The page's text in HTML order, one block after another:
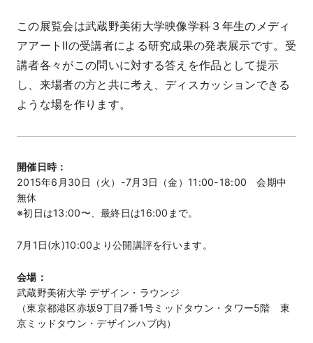
この展覧会は武蔵野美術大学映像学科３年生のメディ
アアートⅡの受講者による研究成果の発表展示です。受
講者各々がこの問いに対する答えを作品として提示
し、来場者の方と共に考え、ディスカッションできる
ような場を作ります。
開催日時：
2015年6月30日（火）-7月3日（金）11:00-18:00 会期中
無休
※初日は13:00〜、最終日は16:00まで。
7月1日(水)10:00より公開講評を行います。
会場：
武蔵野美術大学 デザイン・ラウンジ
（東京都港区赤坂9丁目7番1号ミッドタウン・タワー5階 東
京ミッドタウン・デザインハブ内）